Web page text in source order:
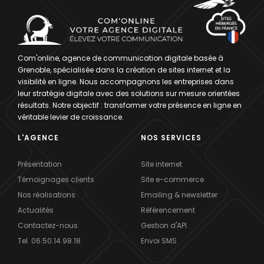
Com'online, agence de communication digitale basée à
Grenoble, spécialisée dans la création de sites internet et la
visibilité en ligne. Nous accompagnons les entreprises dans
leur stratégie digitale avec des solutions sur mesure orientées
résultats. Notre objectif : transformer votre présence en ligne en
véritable levier de croissance.
L'AGENCE
Présentation
Témoignages clients
Nos réalisations
Actualités
Contactez-nous
Tel. 06.50.14.98.18
NOS SERVICES
Site internet
Site e-commerce
Emailing & newsletter
Référencement
Gestion d'API
Envoi SMS